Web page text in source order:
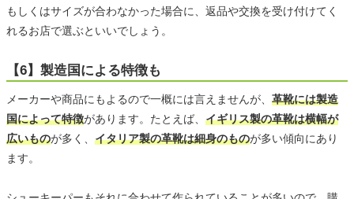
もしくはサイズが合わなかった場合に、返品や交換を受け付けてく
れるお店で選ぶといいでしょう。
【6】製造国による特徴も
メーカーや商品にもよるので一概には言えませんが、 革靴には製造
国によって特徴があります。たとえば、 イギリス製の革靴は横幅が
広いものが多く、 イタリア製の革靴は細身のものが多い傾向にあり
ます。